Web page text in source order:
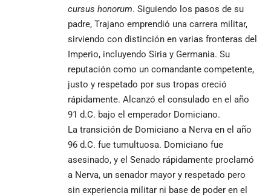
cursus honorum. Siguiendo los pasos de su
padre, Trajano emprendió una carrera militar,
sirviendo con distinción en varias fronteras del
Imperio, incluyendo Siria y Germania. Su
reputación como un comandante competente,
justo y respetado por sus tropas creció
rápidamente. Alcanzó el consulado en el año
91 d.C. bajo el emperador Domiciano.
La transición de Domiciano a Nerva en el año
96 d.C. fue tumultuosa. Domiciano fue
asesinado, y el Senado rápidamente proclamó
a Nerva, un senador mayor y respetado pero
sin experiencia militar ni base de poder en el